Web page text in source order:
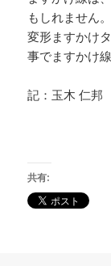
もしれません。
変形ますかけ
事でますかけ
記：玉木 仁邦
共有: